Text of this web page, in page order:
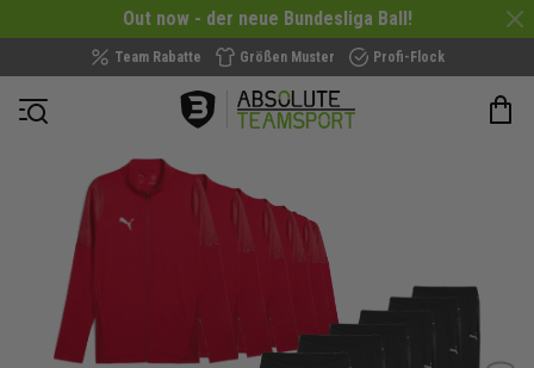
Out now - der neue Bundesliga Ball!
Team Rabatte Größen Muster Profi-Flock
Navigation öffnen
Bildergalerie
springen